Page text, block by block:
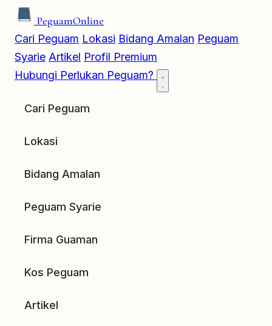
PeguamOnline
Cari Peguam Lokasi Bidang Amalan Peguam
Syarie Artikel Profil Premium
Hubungi Perlukan Peguam?
Cari Peguam
Lokasi
Bidang Amalan
Peguam Syarie
Firma Guaman
Kos Peguam
Artikel